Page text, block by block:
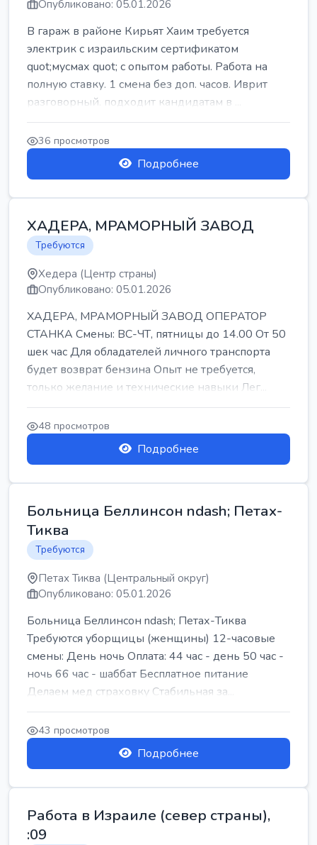
Опубликовано: 05.01.2026
В гараж в районе Кирьят Хаим требуется
электрик с израильским сертификатом
quot;мусмах quot; с опытом работы. Работа на
полную ставку. 1 смена без доп. часов. Иврит
разговорный. подходит кандидатам в ...
36 просмотров
Подробнее
ХАДЕРА, МРАМОРНЫЙ ЗАВОД
Требуются
Хедера (Центр страны)
Опубликовано: 05.01.2026
ХАДЕРА, МРАМОРНЫЙ ЗАВОД ОПЕРАТОР
СТАНКА Смены: ВС-ЧТ, пятницы до 14.00 От 50
шек час Для обладателей личного транспорта
будет возврат бензина Опыт не требуется,
только желание и технические навыки Лег...
48 просмотров
Подробнее
Больница Беллинсон ndash; Петах-
Тиква
Требуются
Петах Тиква (Центральный округ)
Опубликовано: 05.01.2026
Больница Беллинсон ndash; Петах-Тиква
Требуются уборщицы (женщины) 12-часовые
смены: День ночь Оплата: 44 час - день 50 час -
ночь 66 час - шаббат Бесплатное питание
Делаем мед страховку Стабильная за...
43 просмотров
Подробнее
Работа в Израиле (север страны),
:09